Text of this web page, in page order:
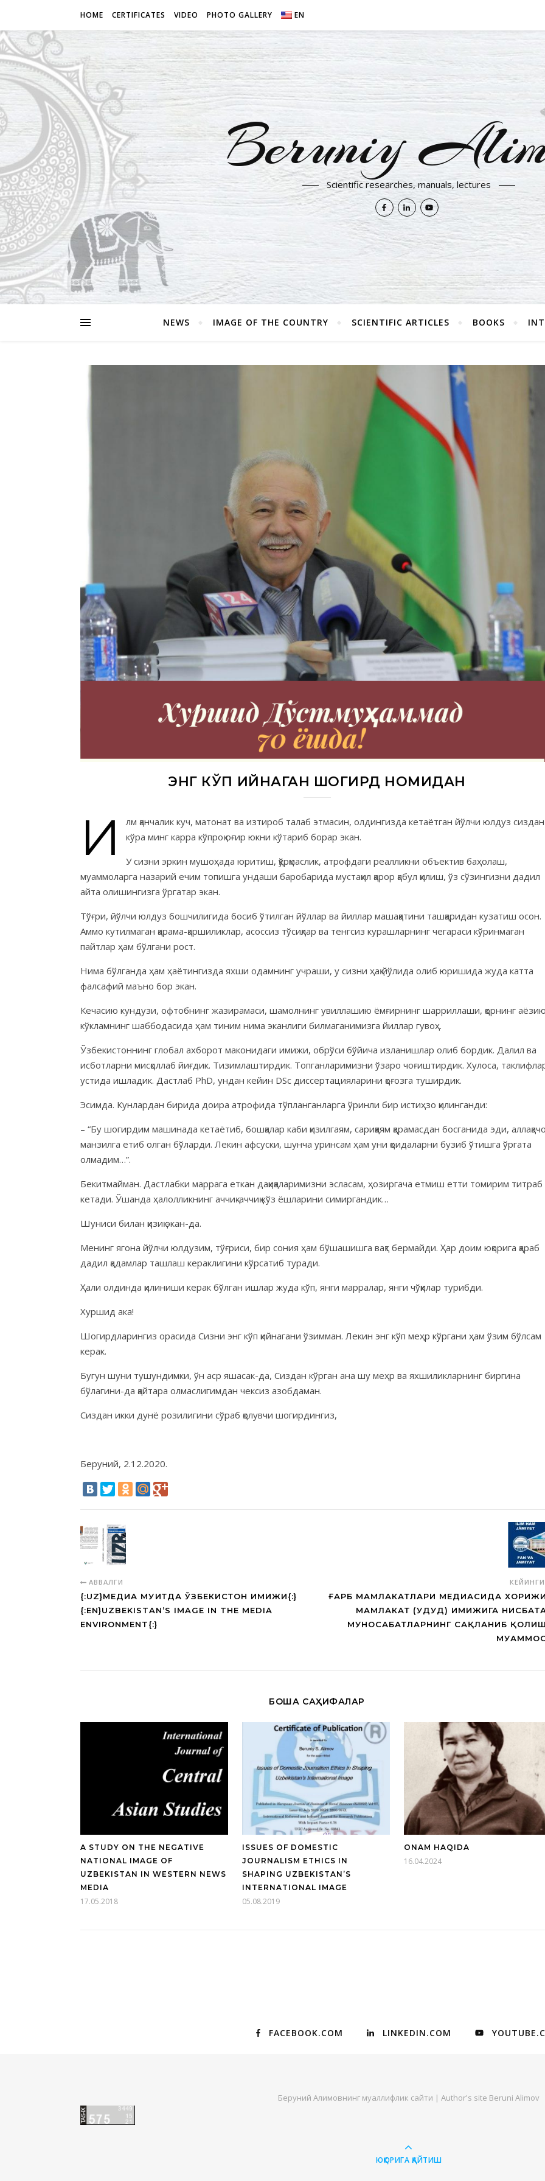
HOME CERTIFICATES VIDEO PHOTO GALLERY EN
Beruniy
Scientific researches, manuals, lectures
NEWS IMAGE OF THE COUNTRY SCIENTIFIC ARTICLES BOOKS
ЭНГ КЎП ҚИЙНАГАН ШОГИРД НОМИДАН
И
лм қанчалик куч, матонат ва изтироб талаб этмасин, олдингизда кетаётган йўлчи юлдуз сиздан
кўра минг карра кўпроқ оғир юкни кўтариб борар экан.
У сизни эркин мушоҳада юритиш, қўрқмаслик, атрофдаги реалликни объектив баҳолаш,
муаммоларга назарий ечим топишга ундаши баробарида мустақил қарор қабул қилиш, ўз сўзингизни дадил
айта олишингизга ўргатар экан.
Тўғри, йўлчи юлдуз бошчилигида босиб ўтилган йўллар ва йиллар машаққатини ташқаридан кузатиш осон.
Аммо кутилмаган қарама-қаршиликлар, асоссиз тўсиқлар ва тенгсиз курашларнинг чегараси кўринмаган
пайтлар ҳам бўлгани рост.
Нима бўлганда ҳам ҳаётингизда яхши одамнинг учраши, у сизни ҳақ йўлида олиб юришида жуда катта
фалсафий маъно бор экан.
Кечасию кундузи, офтобнинг жазирамаси, шамолнинг увиллашию ёмғирнинг шарриллаши, қорнинг
кўкламнинг шаббодасида ҳам тиним нима эканлиги билмаганимизга йиллар гувоҳ.
Ўзбекистоннинг глобал ахборот маконидаги имижи, обрўси бўйича изланишлар олиб бордик. Далил ва
исботларни мисқоллаб йиғдик. Тизимлаштирдик. Топганларимизни ўзаро чоғиштирдик. Хулоса,
устида ишладик. Дастлаб PhD, ундан кейин DSc диссертацияларини қоғозга туширдик.
Эсимда. Кунлардан бирида доира атрофида тўпланганларга ўринли бир истиҳзо қилинганди:
– “Бу шогирдим машинада кетаётиб, бошқалар каби қизилгаям, сариққаям қарамасдан босганида эди,
манзилга етиб олган бўларди. Лекин афсуски, шунча уринсам ҳам уни қоидаларни бузиб ўтишга ўргата
олмадим…”.
Бекитмайман. Дастлабки маррага еткан дақиқаларимизни эсласам, ҳозиргача етмиш етти томирим титраб
кетади. Ўшанда ҳалолликнинг аччиқ-аччиқ кўз ёшларини симиргандик…
Шуниси билан қизиқ экан-да.
Менинг ягона йўлчи юлдузим, тўғриси, бир сония ҳам бўшашишга вақт бермайди. Ҳар доим юқорига қараб
дадил қадамлар ташлаш кераклигини кўрсатиб туради.
Ҳали олдинда қилиниши керак бўлган ишлар жуда кўп, янги марралар, янги чўққилар турибди.
Хуршид ака!
Шогирдларингиз орасида Сизни энг кўп қийнагани ўзимман. Лекин энг кўп меҳр кўргани ҳам ўзим бўлсам
керак.
Бугун шуни тушундимки, ўн аср яшасак-да, Сиздан кўрган ана шу меҳр ва яхшиликларнинг биргина
бўлагини-да қайтара олмаслигимдан чексиз азобдаман.
Сиздан икки дунё розилигини сўраб қолувчи шогирдингиз,
Беруний, 2.12.2020.
АВВАЛГИ
{:UZ}МЕДИА МУҲИТДА ЎЗБЕКИСТОН ИМИЖИ{:}
{:EN}UZBEKISTAN’S IMAGE IN THE MEDIA
ENVIRONMENT{:}
ҒАРБ МАМЛАКАТЛАРИ МЕДИАСИДА
МАМЛАКАТ (ҲУДУД) ИМИЖИГА
МУНОСАБАТЛАРНИНГ САҚЛАНИБ
БОШҚА САҲИФАЛАР
A STUDY ON THE NEGATIVE
NATIONAL IMAGE OF
UZBEKISTAN IN WESTERN NEWS
MEDIA
17.05.2018
ISSUES OF DOMESTIC
JOURNALISM ETHICS IN
SHAPING UZBEKISTAN’S
INTERNATIONAL IMAGE
05.08.2019
ONAM HAQIDA
16.04.2024
FACEBOOK.COM LINKEDIN.COM
Беруний Алимовнинг муаллифлик сайти | Author's site Beruni Alimov
ЮҚОРИГА ҚАЙТИШ